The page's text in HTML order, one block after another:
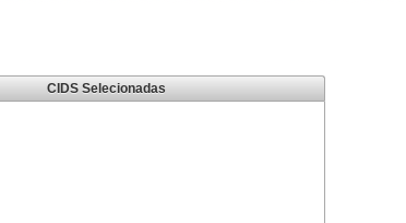
CIDS Selecionadas